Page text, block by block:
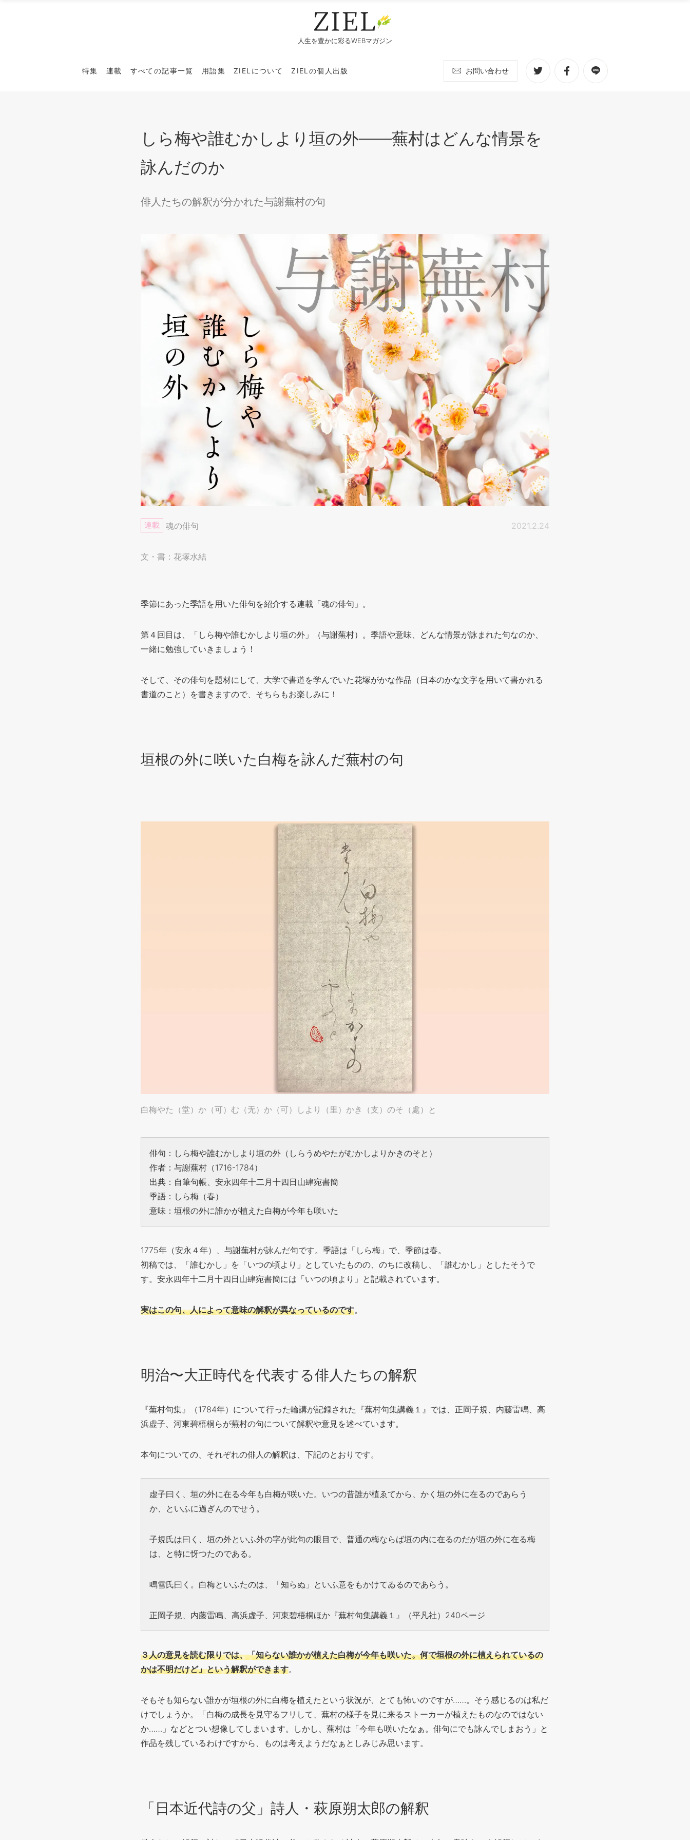
人生を豊かに彩るWEBマガジン
特集 連載 すべての記事一覧 用語集 ZIELについて ZIELの個人出版 お問い合わせ
しら梅や誰むかしより垣の外——蕪村はどんな情景を
詠んだのか
俳人たちの解釈が分かれた与謝蕪村の句
連載 魂の俳句 2021.2.24
文・書：花塚水結
季節にあった季語を用いた俳句を紹介する連載「魂の俳句」。
第４回目は、「しら梅や誰むかしより垣の外」（与謝蕪村）。季語や意味、どんな情景が詠まれた句なのか、
一緒に勉強していきましょう！
そして、その俳句を題材にして、大学で書道を学んでいた花塚がかな作品（日本のかな文字を用いて書かれる
書道のこと）を書きますので、そちらもお楽しみに！
垣根の外に咲いた白梅を詠んだ蕪村の句
白梅やた（堂）か（可）む（无）か（可）しより（里）かき（支）のそ（處）と
俳句：しら梅や誰むかしより垣の外（しらうめやたがむかしよりかきのそと）
作者：与謝蕪村（1716-1784）
出典：自筆句帳、安永四年十二月十四日山肆宛書簡
季語：しら梅（春）
意味：垣根の外に誰かが植えた白梅が今年も咲いた
1775年（安永４年）、与謝蕪村が詠んだ句です。季語は「しら梅」で、季節は春。
初稿では、「誰むかし」を「いつの頃より」としていたものの、のちに改稿し、「誰むかし」としたそうで
す。安永四年十二月十四日山肆宛書簡には「いつの頃より」と記載されています。
実はこの句、人によって意味の解釈が異なっているのです。
明治〜大正時代を代表する俳人たちの解釈
『蕪村句集』（1784年）について行った輪講が記録された『蕪村句集講義１』では、正岡子規、内藤雷鳴、高
浜虚子、河東碧梧桐らが蕪村の句について解釈や意見を述べています。
本句についての、それぞれの俳人の解釈は、下記のとおりです。
虚子曰く、垣の外に在る今年も白梅が咲いた。いつの昔誰が植ゑてから、かく垣の外に在るのであらう
か、といふに過ぎんのでせう。
子規氏は曰く、垣の外といふ外の字が此句の眼目で、普通の梅ならば垣の内に在るのだが垣の外に在る梅
は、と特に㤉つたのである。
鳴雪氏曰く。白梅といふたのは、「知らぬ」といふ意をもかけてゐるのであらう。
正岡子規、内藤雷鳴、高浜虚子、河東碧梧桐ほか『蕪村句集講義１』（平凡社）240ページ
３人の意見を読む限りでは、「知らない誰かが植えた白梅が今年も咲いた。何で垣根の外に植えられているの
かは不明だけど」という解釈ができます。
そもそも知らない誰かが垣根の外に白梅を植えたという状況が、とても怖いのですが……。そう感じるのは私だ
けでしょうか。「白梅の成長を見守るフリして、蕪村の様子を見に来るストーカーが植えたものなのではない
か……」などとつい想像してしまいます。しかし、蕪村は「今年も咲いたなぁ。俳句にでも詠んでしまおう」と
作品を残しているわけですから、ものは考えようだなぁとしみじみ思います。
「日本近代詩の父」詩人・萩原朔太郎の解釈